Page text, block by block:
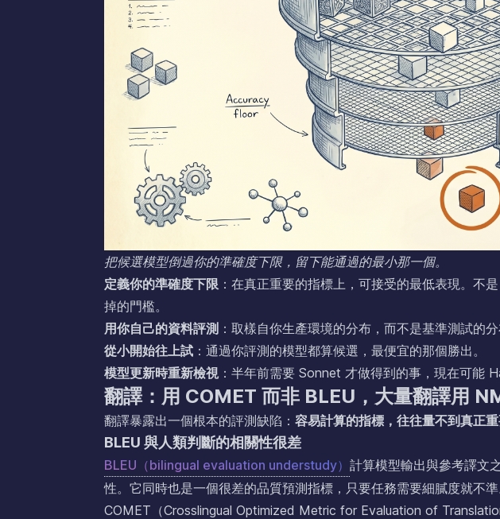
把候選模型倒過你的準確度下限，留下能通過的最小那一個。
定義你的準確度下限 ：在真正重要的指標上，可接受的最低表現。不
掉的門檻。
用你自己的資料評測 ：取樣自你生產環境的分布，而不是基準測試的分
從小開始往上試 ：通過你評測的模型都算候選，最便宜的那個勝出。
模型更新時重新檢視 ：半年前需要 Sonnet 才做得到的事，現在可能
翻譯：用 COMET 而非 BLEU，大量翻譯用
翻譯暴露出一個根本的評測缺陷： 容易計算的指標，往往量不到真正重
BLEU 與人類判斷的相關性很差
BLEU（bilingual evaluation understudy） 計算模型輸出與參考譯文
性。它同時也是一個很差的品質預測指標，只要任務需要細膩度就不準
COMET（Crosslingual Optimized Metric for Evaluation of